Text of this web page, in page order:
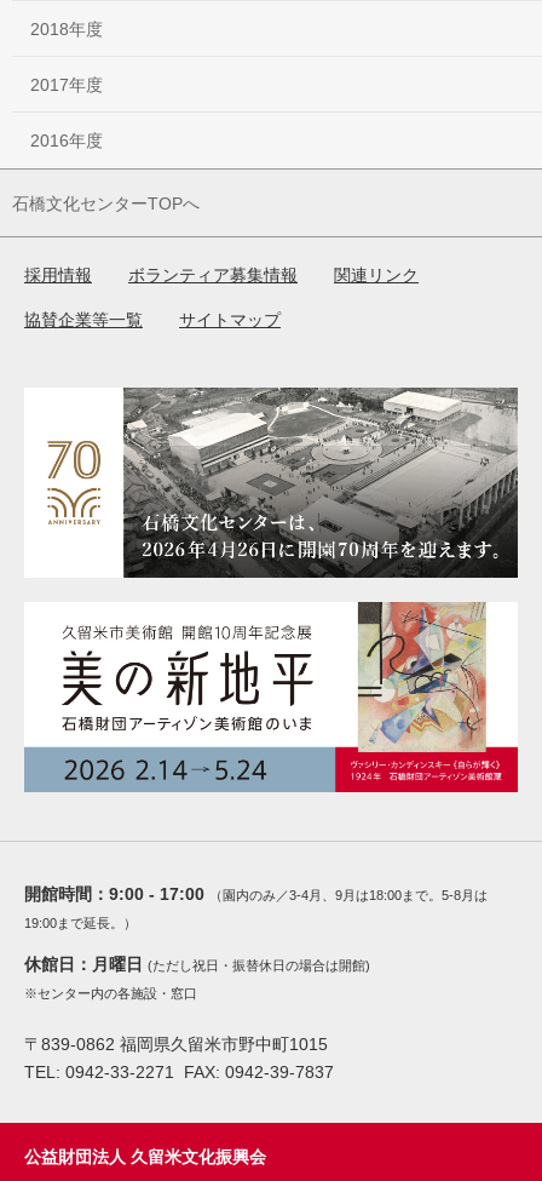
2018年度
2017年度
2016年度
石橋文化センターTOPへ
採用情報 ボランティア募集情報 関連リンク
協賛企業等一覧 サイトマップ
開館時間： 9:00 - 17:00
（園内のみ／3-4月、9月は18:00まで。5-8月は
19:00まで延長。）
休館日： 月曜日 (ただし祝日・振替休日の場合は開館)
※センター内の各施設・窓口
〒839-0862 福岡県久留米市野中町1015
TEL: 0942-33-2271 FAX: 0942-39-7837
公益財団法人 久留米文化振興会